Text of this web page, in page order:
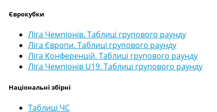
Єврокубки
Ліга Чемпіонів. Таблиці групового раунду
Ліга Європи. Таблиці групового раунду
Ліга Конференцій. Таблиці групового раунду
Ліга Чемпіонів U19. Таблиці групового раунду
Національні збірні
Таблиці ЧС